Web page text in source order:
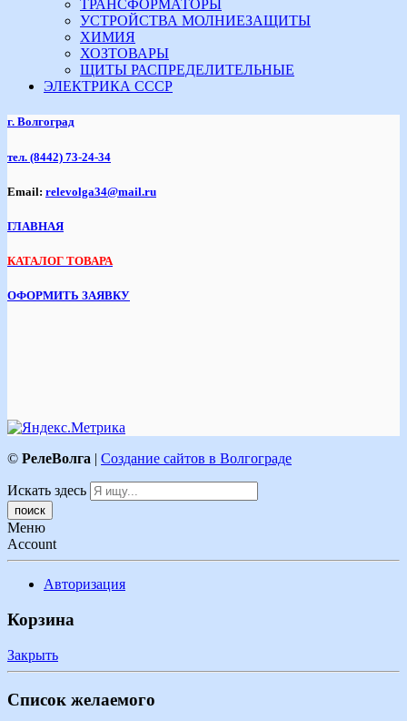
ТРАНСФОРМАТОРЫ
УСТРОЙСТВА МОЛНИЕЗАЩИТЫ
ХИМИЯ
ХОЗТОВАРЫ
ЩИТЫ РАСПРЕДЕЛИТЕЛЬНЫЕ
ЭЛЕКТРИКА СССР
г. Волгоград
тел. (8442) 73-24-34
Email: relevolga34@mail.ru
ГЛАВНАЯ
КАТАЛОГ ТОВАРА
ОФОРМИТЬ ЗАЯВКУ
© РелеВолга | Создание сайтов в Волгограде
Искать здесь
Меню
Account
Авторизация
Корзина
Закрыть
Список желаемого